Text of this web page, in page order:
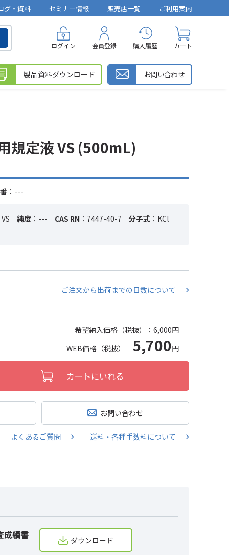
グ・資料 セミナー情報 販売店一覧 ご利用案内
ログイン 会員登録 購入履歴 カート
製品資料ダウンロード お問い合わせ
規定液 VS (500mL)
：---
純度 ：--- CAS RN ：7447-40-7 分子式 ：KCl
ご注文から出荷までの日数について
希望納入価格（税抜）： 6,000円
WEB価格（税抜） 5,700円
カートにいれる
お問い合わせ
よくあるご質問 送料・各種手数料について
成績書 ダウンロード